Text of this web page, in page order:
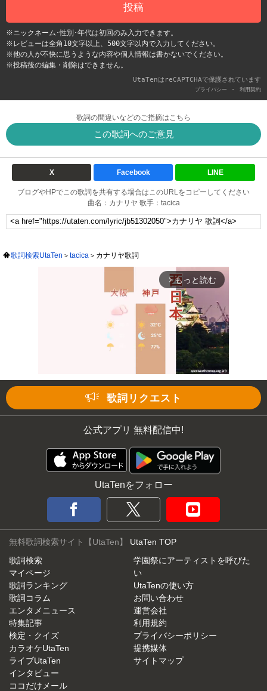
投稿
※ニックネーム･性別･年代は初回のみ入力できます。
※レビューは全角10文字以上、500文字以内で入力してください。
※他の人が不快に思うような内容や個人情報は書かないでください。
※投稿後の編集・削除はできません。
UtaTenはreCAPTCHAで保護されています
プライバシー - 利用契約
歌詞の間違いなどのご指摘はこちら
この歌詞へのご意見
X Facebook LINE
ブログやHPでこの歌詞を共有する場合はこのURLをコピーしてください
曲名：カナリヤ 歌手：tacica
歌詞検索UtaTen tacica カナリヤ歌詞
arrow_forward_ios もっと読む
歌詞リクエスト
公式アプリ 無料配信中!
UtaTenをフォロー
無料歌詞検索サイト【UtaTen】 UtaTen TOP
歌詞検索
マイページ
歌詞ランキング
歌詞コラム
エンタメニュース
特集記事
検定・クイズ
カラオケUtaTen
ライブUtaTen
インタビュー
ココだけメール
学園祭にアーティストを呼びた
い
UtaTenの使い方
お問い合わせ
運営会社
利用規約
プライバシーポリシー
提携媒体
サイトマップ